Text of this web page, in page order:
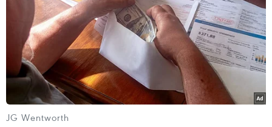
JG Wentworth